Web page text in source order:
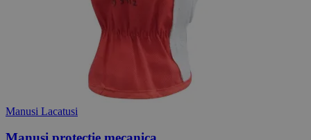
Manusi Lacatusi